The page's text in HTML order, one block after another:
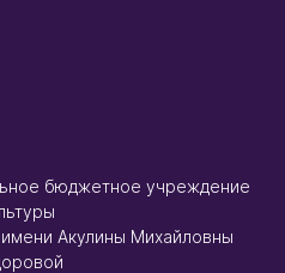
бюджетное учреждение
Акулины Михайловны